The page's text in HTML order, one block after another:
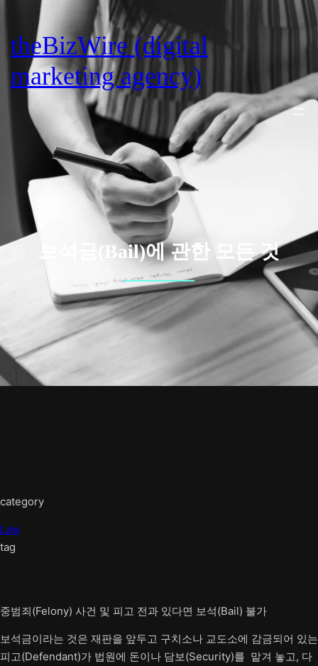
content
theBizWire (digital
marketing agency)
보석금(Bail)에 관한 모든 것
category
Law
tag
중범죄(Felony) 사건 및 피고 전과 있다면 보석(Bail) 불가
보석금이라는 것은 재판을 앞두고 구치소나 교도소에 감금되어 있는
피고(Defendant)가 법원에 돈이나 담보(Security)를 맡겨 놓고, 다